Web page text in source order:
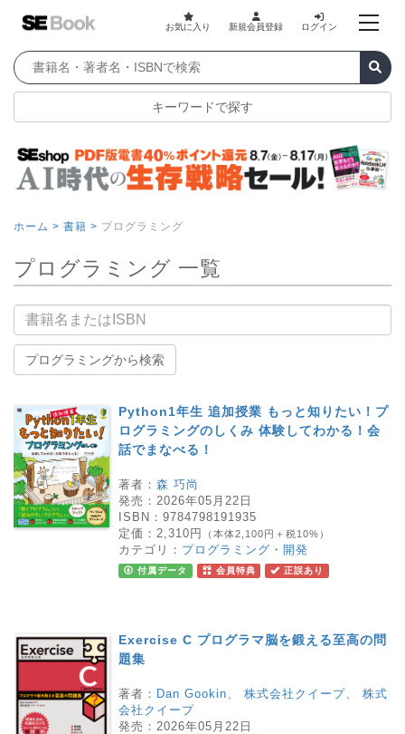
お気に入り 新規会員登録 ログイン
キーワードで探す
ホーム > 書籍 > プログラミング
プログラミング 一覧
書籍名
プログラミングから検索
Python1年生 追加授業 もっと知りたい！プ
ログラミングのしくみ 体験してわかる！会
話でまなべる！
著者： 森 巧尚
発売： 2026年05月22日
ISBN： 9784798191935
定価： 2,310円 （本体2,100円＋税10%）
カテゴリ： プログラミング・開発
付属データ 会員特典 正誤あり
Exercise C プログラマ脳を鍛える至高の問
題集
著者： Dan Gookin 株式会社クイープ
株式
会社クイープ
発売： 2026年05月22日